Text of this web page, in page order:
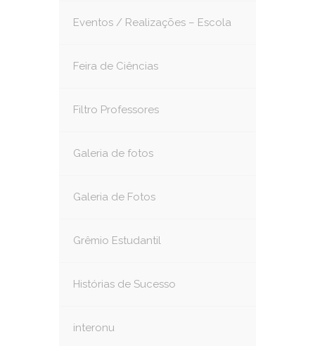
Eventos / Realizações – Escola
Feira de Ciências
Filtro Professores
Galeria de fotos
Galeria de Fotos
Grêmio Estudantil
Histórias de Sucesso
interonu